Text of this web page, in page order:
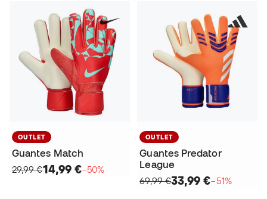
OUTLET
Guantes Match
29,99 €14,99 €−50%
OUTLET
Guantes Predator
League
69,99 €33,99 €−51%